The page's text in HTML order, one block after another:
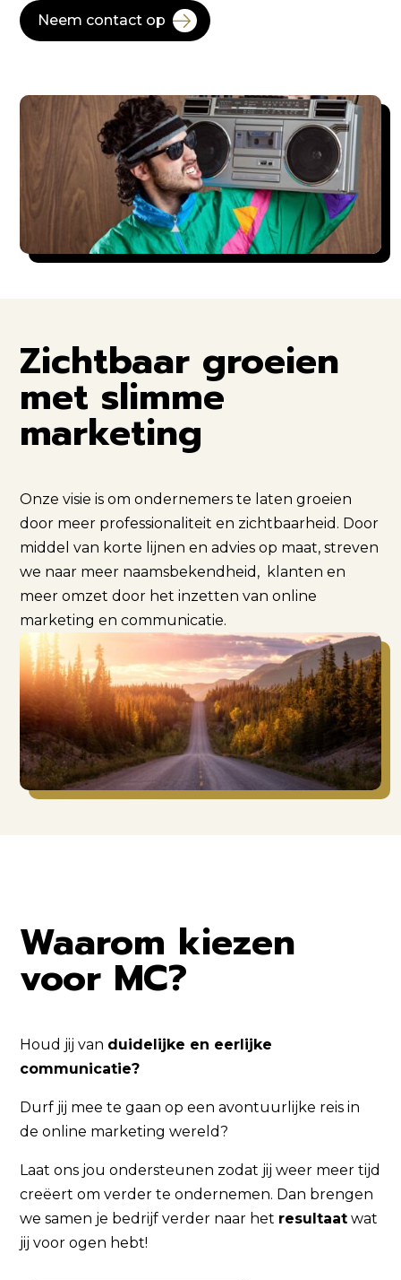
Neem contact op
Zichtbaar groeien
met slimme
marketing
Onze visie is om ondernemers te laten groeien
door meer professionaliteit en zichtbaarheid. Door
middel van korte lijnen en advies op maat, streven
we naar meer naamsbekendheid, klanten en
meer omzet door het inzetten van online
marketing en communicatie.
Waarom kiezen
voor MC?
Houd jij van duidelijke en eerlijke
communicatie?
Durf jij mee te gaan op een avontuurlijke reis in
de online marketing wereld?
Laat ons jou ondersteunen zodat jij weer meer tijd
creëert om verder te ondernemen. Dan brengen
we samen je bedrijf verder naar het resultaat wat
jij voor ogen hebt!